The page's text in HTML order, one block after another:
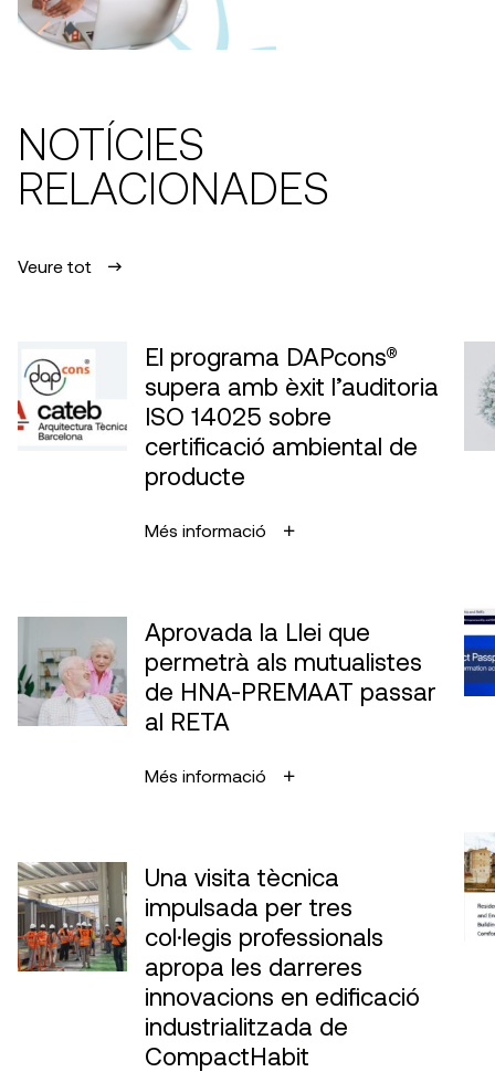
NOTÍCIES
RELACIONADES
Veure tot
El programa DAPcons®
supera amb èxit l’auditoria
ISO 14025 sobre
certificació ambiental de
producte
Més informació
Aprovada la Llei que
permetrà als mutualistes
de HNA-PREMAAT passar
al RETA
Més informació
Una visita tècnica
impulsada per tres
col·legis professionals
apropa les darreres
innovacions en edificació
industrialitzada de
CompactHabit